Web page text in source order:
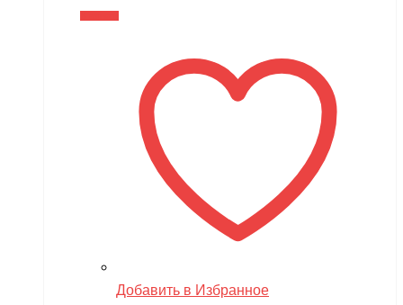
Добавить в Избранное